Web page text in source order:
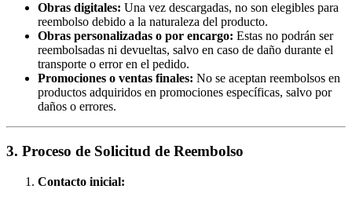
Obras digitales: Una vez descargadas, no son elegibles para
reembolso debido a la naturaleza del producto.
Obras personalizadas o por encargo: Estas no podrán ser
reembolsadas ni devueltas, salvo en caso de daño durante el
transporte o error en el pedido.
Promociones o ventas finales: No se aceptan reembolsos en
productos adquiridos en promociones específicas, salvo por
daños o errores.
3. Proceso de Solicitud de Reembolso
Contacto inicial: